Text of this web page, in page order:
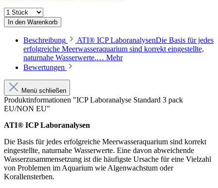
In den Warenkorb
Beschreibung
ATI® ICP LaboranalysenDie Basis für jedes
erfolgreiche Meerwasseraquarium sind korrekt eingestellte,
naturnahe Wasserwerte.… Mehr
Bewertungen
Menü schließen
Produktinformationen "ICP Laboranalyse Standard 3 pack
EU/NON EU"
ATI® ICP Laboranalysen
Die Basis für jedes erfolgreiche Meerwasseraquarium sind korrekt
eingestellte, naturnahe Wasserwerte. Eine davon abweichende
Wasserzusammensetzung ist die häufigste Ursache für eine Vielzahl
von Problemen im Aquarium wie Algenwachstum oder
Korallensterben.